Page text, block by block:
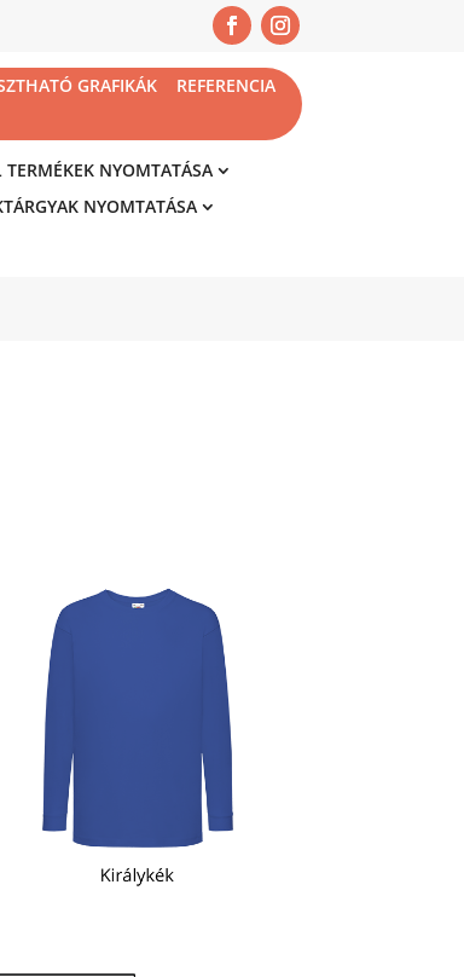
GRAFIKÁK
REFERENCIA
TERMÉKEK NYOMTATÁSA
NYOMTATÁSA